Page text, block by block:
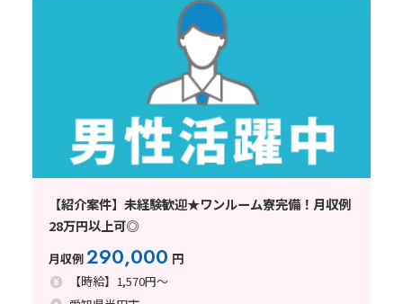
【紹介案件】未経験歓迎★ワンルーム寮完備！月収例
28万円以上可◎
月収例290,000 円
【時給】1,570円～